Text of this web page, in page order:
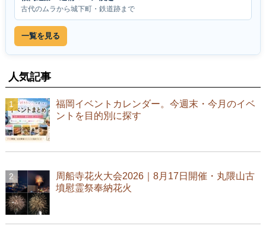
古代のムラから城下町・鉄道跡まで
一覧を見る
人気記事
福岡イベントカレンダー。今週末・今月のイベ
ントを目的別に探す
周船寺花火大会2026｜8月17日開催・丸隈山古
墳慰霊祭奉納花火